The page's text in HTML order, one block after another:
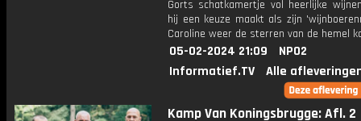
Gorts schatkamertje vol heerlijke
hij een keuze maakt als zijn
Caroline weer de sterren van de hemel
05-02-2024 21:09
NPO2
Informatief.TV
Alle
Kamp Van Koningsbrugge: Afl. 2